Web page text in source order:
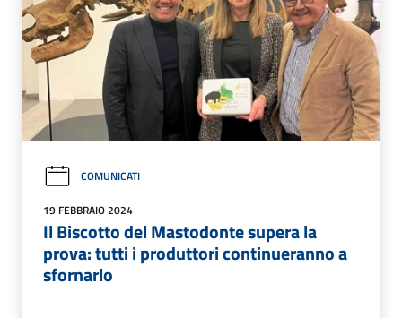
COMUNICATI
19 FEBBRAIO 2024
Il Biscotto del Mastodonte supera la
prova: tutti i produttori continueranno a
sfornarlo